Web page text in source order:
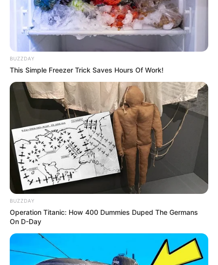
BUZZDAY
This Simple Freezer Trick Saves Hours Of Work!
BUZZDAY
Operation Titanic: How 400 Dummies Duped The Germans
On D-Day